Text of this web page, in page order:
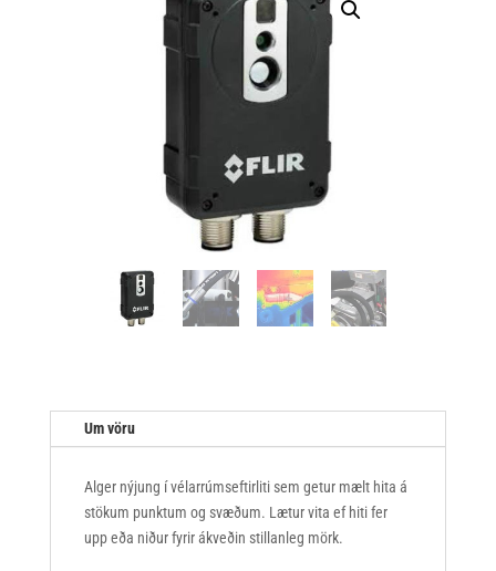
Um vöru
Alger nýjung í vélarrúmseftirliti sem getur mælt hita á
stökum punktum og svæðum. Lætur vita ef hiti fer
upp eða niður fyrir ákveðin stillanleg mörk.